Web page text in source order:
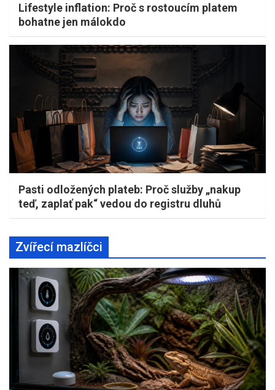
Lifestyle inflation: Proč s rostoucím platem
bohatne jen málokdo
Pasti odložených plateb: Proč služby „nakup
teď, zaplať pak“ vedou do registru dluhů
Zvířecí mazlíčci